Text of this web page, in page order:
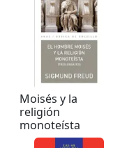
Moisés y la
religión
monoteísta